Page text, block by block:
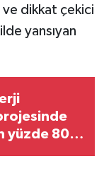
dikkat çekici
yansıyan
yüzde 80'i